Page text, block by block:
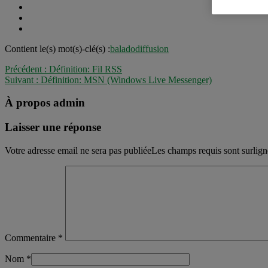
Contient le(s) mot(s)-clé(s) :baladodiffusion
Précédent : Définition: Fil RSS
Suivant : Définition: MSN (Windows Live Messenger)
À propos admin
Laisser une réponse
Votre adresse email ne sera pas publiéeLes champs requis sont
Commentaire *
Nom *